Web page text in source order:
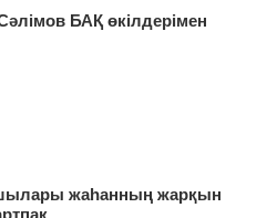
БАҚ өкілдерімен
жаһанның жарқын